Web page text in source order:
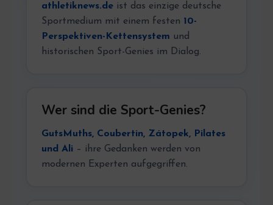
athletiknews.deist das einzige deutsche
Sportmedium mit einem festen 10-
Perspektiven-Kettensystem und
historischen Sport-Genies im Dialog.
Wer sind die Sport-Genies?
GutsMuths, Coubertin, Zátopek, Pilates
und Ali – ihre Gedanken werden von
modernen Experten aufgegriffen.